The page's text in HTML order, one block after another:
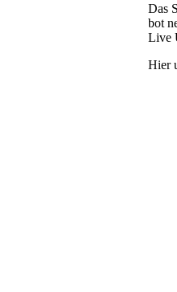
Das
bot
Live
Hier